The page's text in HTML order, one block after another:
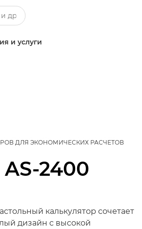
и услуги
ДЛЯ ЭКОНОМИЧЕСКИХ РАСЧЕТОВ
AS-2400
калькулятор сочетает
дизайн с высокой